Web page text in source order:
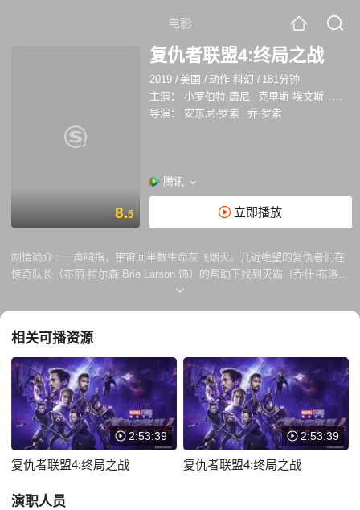
电影
8.5
复仇者联盟4:终局之战
2019 / 美国 / 动作 科幻 / 181分钟
主演：
小罗伯特·唐尼 克里斯·埃文斯
克里
导演：
安东尼·罗素 乔·罗素
腾讯
立即播放
剧情简介 : 一声响指，宇宙间半数生命灰飞烟灭。几近绝望的复仇者们在
惊奇队长（布丽·拉尔森 Brie Larson 饰）的帮助下找到灭霸（乔什·布洛林
Josh Brolin 饰）归隐之处，却得知六颗无限宝石均被销毁，希望彻底破
（克里斯·埃文斯 Chris Evans 饰）冰释前嫌的托尼（小罗伯特·唐尼
Robert Downey Jr. 饰）找到了穿越时空的方法，星散各地的超级英雄再
度集结，他们分别穿越不同的时代去搜集无限宝石。而在这一过程中，平
行宇宙的灭霸察觉了他们的计划。 注定要载入史册的最终决战，超级英雄
们为了心中恪守的信念前仆后继……
相关可播资源
2:53:39
复仇者联盟4:终局之战
2:53:39
复仇者联盟4:终局之战
演职人员